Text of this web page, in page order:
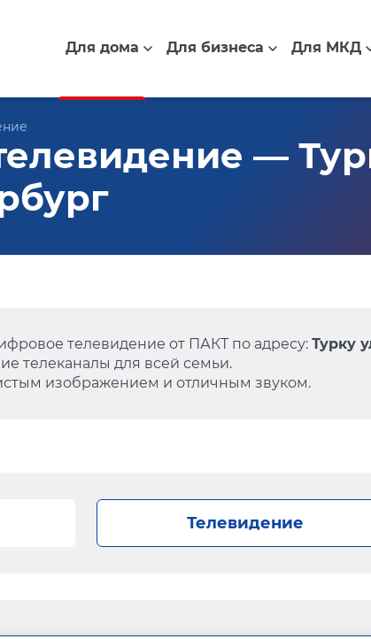
Для дома Для бизнеса Для МКД
—
телевидение от ПАКТ по адресу: Турку
телеканалы для всей семьи.
изображением и отличным звуком.
Телевидение